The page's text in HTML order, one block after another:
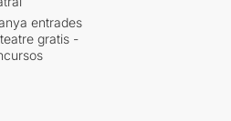
entrades
gratis -